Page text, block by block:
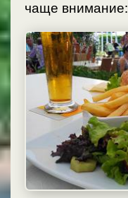
чаще внимание: